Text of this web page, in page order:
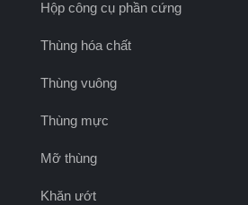
Hộp công cụ phần cứng
Thùng hóa chất
Thùng vuông
Thùng mực
Mỡ thùng
Khăn ướt